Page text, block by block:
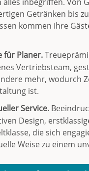
Getränken bis
kommen Ihre
für Planer.
Vertriebsteam,
mehr, wodurch
ist.
Service.
Design,
die sich
Weise zu einem